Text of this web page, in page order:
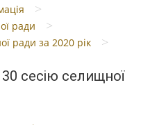
>
ради >
ради за 2020 рік >
сесію селищної